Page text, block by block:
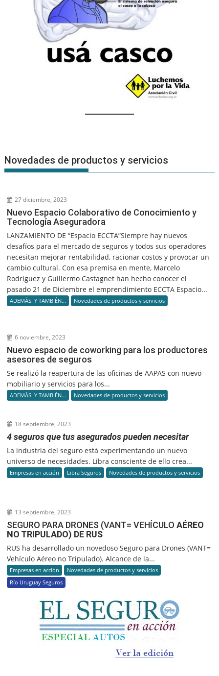
Novedades de productos y servicios
27 diciembre, 2023
Nuevo Espacio Colaborativo de Conocimiento y
Tecnología Aseguradora
LANZAMIENTO DE “Espacio ECCTA”Siempre hay nuevos
desafíos para el mercado de seguros y todos sus operadores
necesitan mejorar rentabilidad, racionar costos y provocar un
cambio cultural. Con esa premisa en mente, Marcelo
Rodriguez y Guillermo Castagnet han hecho conocer el
pasado 21 de Diciembre el emprendimiento ECCTA Espacio...
ADEMÁS. Y TAMBIÉN... Novedades de productos y servicios
6 noviembre, 2023
Nuevo espacio de coworking para los productores
asesores de seguros
Se realizó la reapertura de las oficinas de AAPAS con nuevo
mobiliario y servicios para los...
ADEMÁS. Y TAMBIÉN... Novedades de productos y servicios
18 septiembre, 2023
4 seguros que tus asegurados pueden necesitar
La industria del seguro está experimentando un nuevo
universo de necesidades. Libra consciente de ello crea...
Empresas en acción Libra Seguros Novedades de productos y servicios
13 septiembre, 2023
SEGURO PARA DRONES (VANT= VEHÍCULOAÉREO
NO TRIPULADO) DE RUS
RUS ha desarrollado un novedoso Seguro para Drones (VANT=
Vehículo Aéreo no Tripulado). Alcance de la...
Empresas en acción
Novedades de productos y servicios
Río Uruguay Seguros